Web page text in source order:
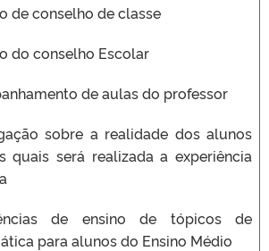
de conselho de classe
do conselho Escolar
de aulas do professor
sobre a realidade dos alunos
quais será realizada a experiência
de ensino de tópicos de
para alunos do Ensino Médio